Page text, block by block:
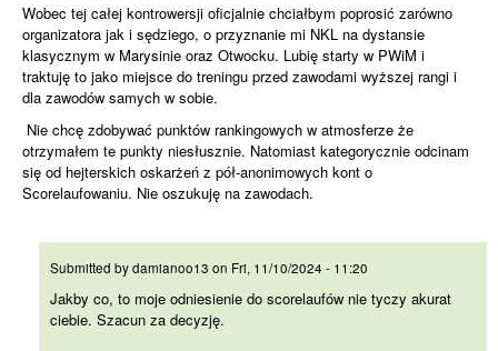
Wobec tej całej kontrowersji oficjalnie chciałbym poprosić zarówno
organizatora jak i sędziego, o przyznanie mi NKL na dystansie
klasycznym w Marysinie oraz Otwocku. Lubię starty w PWiM i
traktuję to jako miejsce do treningu przed zawodami wyższej rangi i
dla zawodów samych w sobie.
Nie chcę zdobywać punktów rankingowych w atmosferze że
otrzymałem te punkty niesłusznie. Natomiast kategorycznie odcinam
się od hejterskich oskarżeń z pół-anonimowych kont o
Scorelaufowaniu. Nie oszukuję na zawodach.
Jakby co, to moje odniesienie
Submitted bydamianoo13 on Fri, 11/10/2024 - 11:20
Jakby co, to moje odniesienie do scorelaufów nie tyczy akurat
ciebie. Szacun za decyzję.